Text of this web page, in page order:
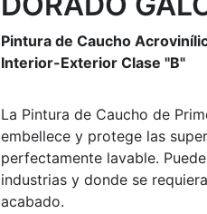
Pintura de Caucho
Interior-Exterior Clase "B"
La Pintura de Caucho de
embellece y protege las
perfectamente lavable.
industrias y donde se
acabado.